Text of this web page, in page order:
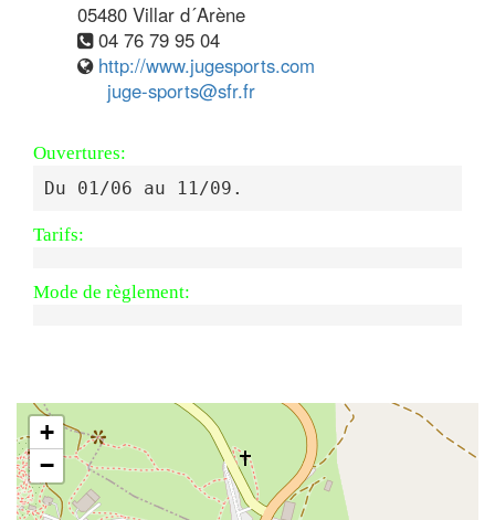
05480 Villar d´Arène
04 76 79 95 04
http://www.jugesports.com
juge-sports@sfr.fr
Ouvertures:
Du 01/06 au 11/09.
Tarifs:
Mode de règlement:
+
−